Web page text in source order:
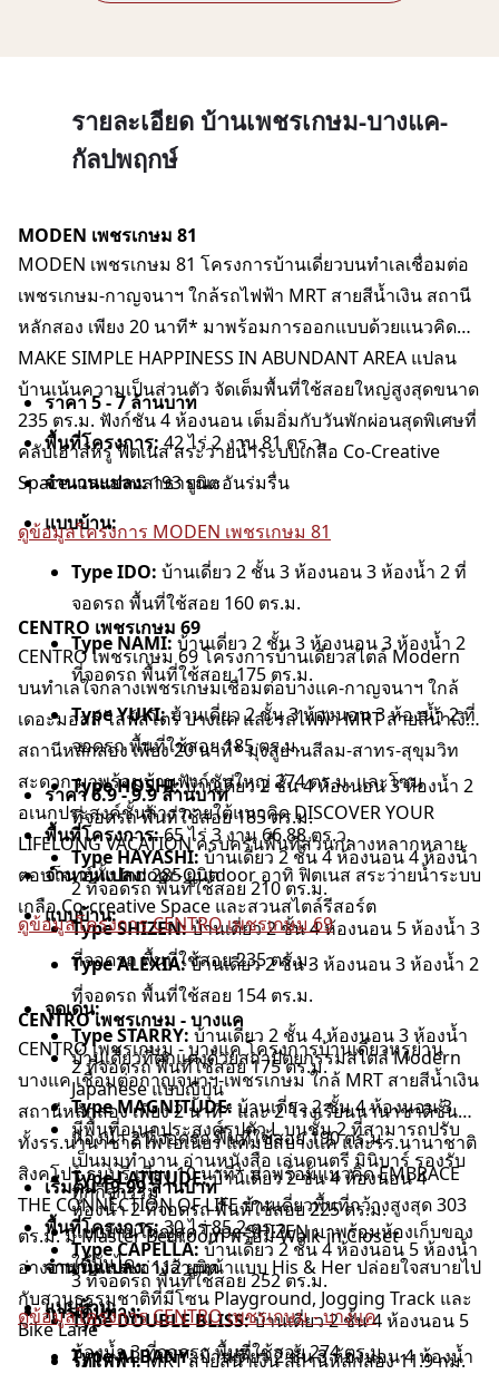
รายละเอียด บ้านเพชรเกษม-บางแค-
กัลปพฤกษ์
MODEN เพชรเกษม 81
MODEN เพชรเกษม 81 โครงการบ้านเดี่ยวบนทำเลเชื่อมต่อ
เพชรเกษม-กาญจนาฯ ใกล้รถไฟฟ้า MRT สายสีน้ำเงิน สถานี
หลักสอง เพียง 20 นาที* มาพร้อมการออกแบบด้วยแนวคิด
MAKE SIMPLE HAPPINESS IN ABUNDANT AREA แปลน
บ้านเน้นความเป็นส่วนตัว จัดเต็มพื้นที่ใช้สอยใหญ่สูงสุดขนาด
235 ตร.ม. ฟังก์ชัน 4 ห้องนอน เต็มอิ่มกับวันพักผ่อนสุดพิเศษที่
คลับเฮาส์หรู ฟิตเนส สระว่ายน้ำระบบเกลือ Co-Creative
Space และสวนสาธารณะอันร่มรื่น
ราคา 5 - 7 ล้านบาท
พื้นที่โครงการ:42 ไร่ 2 งาน 81 ตร.ว.
จำนวนแปลง:193 ยูนิต
แบบบ้าน:
Type IDO: บ้านเดี่ยว 2 ชั้น 3 ห้องนอน 3 ห้องน้ำ 2 ที่
จอดรถ พื้นที่ใช้สอย 160 ตร.ม.
Type NAMI: บ้านเดี่ยว 2 ชั้น 3 ห้องนอน 3 ห้องน้ำ 2
ที่จอดรถ พื้นที่ใช้สอย 175 ตร.ม.
Type YUKI:บ้านเดี่ยว 2 ชั้น 3 ห้องนอน 3 ห้องน้ำ 2 ที่
จอดรถ พื้นที่ใช้สอย 185 ตร.ม.
Type HOSHI:บ้านเดี่ยว 2 ชั้น 4 ห้องนอน 3 ห้องน้ำ 2
ที่จอดรถ พื้นที่ใช้สอย 185 ตร.ม.
Type HAYASHI:บ้านเดี่ยว 2 ชั้น 4 ห้องนอน 4 ห้องน้ำ
2 ที่จอดรถ พื้นที่ใช้สอย 210 ตร.ม.
Type SHIZEN:บ้านเดี่ยว 2 ชั้น 4 ห้องนอน 5 ห้องน้ำ 3
ที่จอดรถ พื้นที่ใช้สอย 235 ตร.ม.
จุดเด่น:
บ้านเดี่ยวที่ตกแต่งด้วยสถาปัตยกรรมสไตล์ Modern
Japanese แบบญี่ปุ่น
มีพื้นที่อเนกประสงค์รูปตัว L บนชั้น 2 ที่สามารถปรับ
เป็นมุมทำงาน อ่านหนังสือ เล่นดนตรี มินิบาร์ รองรับ
ทุกกิจกรรม
แบบบ้านใหญ่สุด Type SHIZEN มาพร้อมห้องเก็บของ
ใต้บันได
การเดินทาง:
รถไฟฟ้า:MRT สายสีน้ำเงิน สถานีหลักสอง 11.9 กม.
ดูข้อมูลโครงการ MODEN เพชรเกษม 81
CENTRO เพชรเกษม 69
CENTRO เพชรเกษม 69 โครงการบ้านเดี่ยวสไตล์ Modern
บนทำเลใจกลางเพชรเกษมเชื่อมต่อบางแค-กาญจนาฯ ใกล้
เดอะมอลล์ ไลฟ์สโตร์ บางแค และรถไฟฟ้า MRT สายสีน้ำเงิน
สถานีหลักสอง เพียง 20 นาที* มุ่งสู่ย่านสีลม-สาทร-สุขุมวิท
สะดวก มาพร้อมบ้านฟังก์ชันใหญ่ 274 ตร.ม. และโซน
อเนกประสงค์ชั้นล่าง ภายใต้แนวคิด DISCOVER YOUR
LIFELONG VACATION ครบครันพื้นที่ส่วนกลางหลากหลาย
ตอบโจทย์ทั้ง Indoor-Outdoor อาทิ ฟิตเนส สระว่ายน้ำระบบ
เกลือ Co-creative Space และสวนสไตล์รีสอร์ต
ราคา 6.9 - 9.9 ล้านบาท
พื้นที่โครงการ:65 ไร่ 3 งาน 66.88 ตร.ว.
จำนวนแปลง:285 ยูนิต
แบบบ้าน:
Type ALEXIA:บ้านเดี่ยว 2 ชั้น 3 ห้องนอน 3 ห้องน้ำ 2
ที่จอดรถ พื้นที่ใช้สอย 154 ตร.ม.
Type STARRY: บ้านเดี่ยว 2 ชั้น 4 ห้องนอน 3 ห้องน้ำ
2 ที่จอดรถ พื้นที่ใช้สอย 175 ตร.ม.
Type MAGNITUDE: บ้านเดี่ยว 2 ชั้น 4 ห้องนอน 3
ห้องน้ำ 2 ที่จอดรถ พื้นที่ใช้สอย 190 ตร.ม.
Type LATITUDE:บ้านเดี่ยว 2 ชั้น 4 ห้องนอน 4
ห้องน้ำ 2 ที่จอดรถ พื้นที่ใช้สอย 225 ตร.ม.
Type CAPELLA:บ้านเดี่ยว 2 ชั้น 4 ห้องนอน 5 ห้องน้ำ
3 ที่จอดรถ พื้นที่ใช้สอย 252 ตร.ม.
Type DOUBLE BLISS:บ้านเดี่ยว 2 ชั้น 4 ห้องนอน 5
ห้องน้ำ 3 ที่จอดรถ พื้นที่ใช้สอย 274 ตร.ม.
ดูข้อมูลโครงการ CENTRO เพชรเกษม 69
CENTRO เพชรเกษม - บางแค
CENTRO เพชรเกษม - บางแค โครงการบ้านเดี่ยวหรูย่าน
บางแค เชื่อมต่อกาญจนาฯ-เพชรเกษม ใกล้ MRT สายสีน้ำเงิน
สถานีหลักสอง เพียง 2 นาที* และ 2 โรงเรียนนานาชาติชั้นนำ
ทั้งรร.นานาชาติไพโอเนียร์ แคมปัสบางแค และรร.นานาชาติ
สิงคโปร์ ธนบุรี เพียง 10 นาที* มาพร้อมแนวคิด EMBRACE
THE CONNECTION OF LIFE บ้านเดี่ยวพื้นที่กว้างสูงสุด 303
ตร.ม. มี Master Bedroom พร้อม Walk-in Closet
อ่างอาบน้ำ และอ่างล้างหน้าแบบ His & Her ปล่อยใจสบายไป
กับสวนธรรมชาติที่มีโซน Playground, Jogging Track และ
Bike Lane
เริ่มต้น 19.99 ล้านบาท
พื้นที่โครงการ:30 ไร่ 85.2 ตร.ว.
จำนวนแปลง:112 ยูนิต
แบบบ้าน:
Type ALBANY:บ้านเดี่ยว 2 ชั้น 3 ห้องนอน 4 ห้องน้ำ
ดูข้อมูลโครงการ CENTRO เพชรเกษม - บางแค